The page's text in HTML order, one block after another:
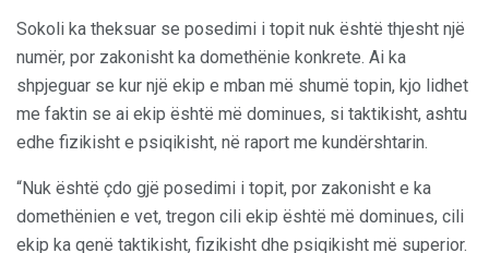
Sokoli ka theksuar se posedimi i topit nuk është thjesht një
numër, por zakonisht ka domethënie konkrete. Ai ka
shpjeguar se kur një ekip e mban më shumë topin, kjo lidhet
me faktin se ai ekip është më dominues, si taktikisht, ashtu
edhe fizikisht e psiqikisht, në raport me kundërshtarin.
“Nuk është çdo gjë posedimi i topit, por zakonisht e ka
domethënien e vet, tregon cili ekip është më dominues, cili
ekip ka qenë taktikisht, fizikisht dhe psiqikisht më superior.